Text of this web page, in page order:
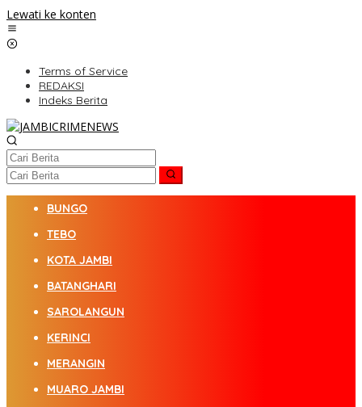
Lewati ke konten
Terms of Service
REDAKSI
Indeks Berita
BUNGO
TEBO
KOTA JAMBI
BATANGHARI
SAROLANGUN
KERINCI
MERANGIN
MUARO JAMBI